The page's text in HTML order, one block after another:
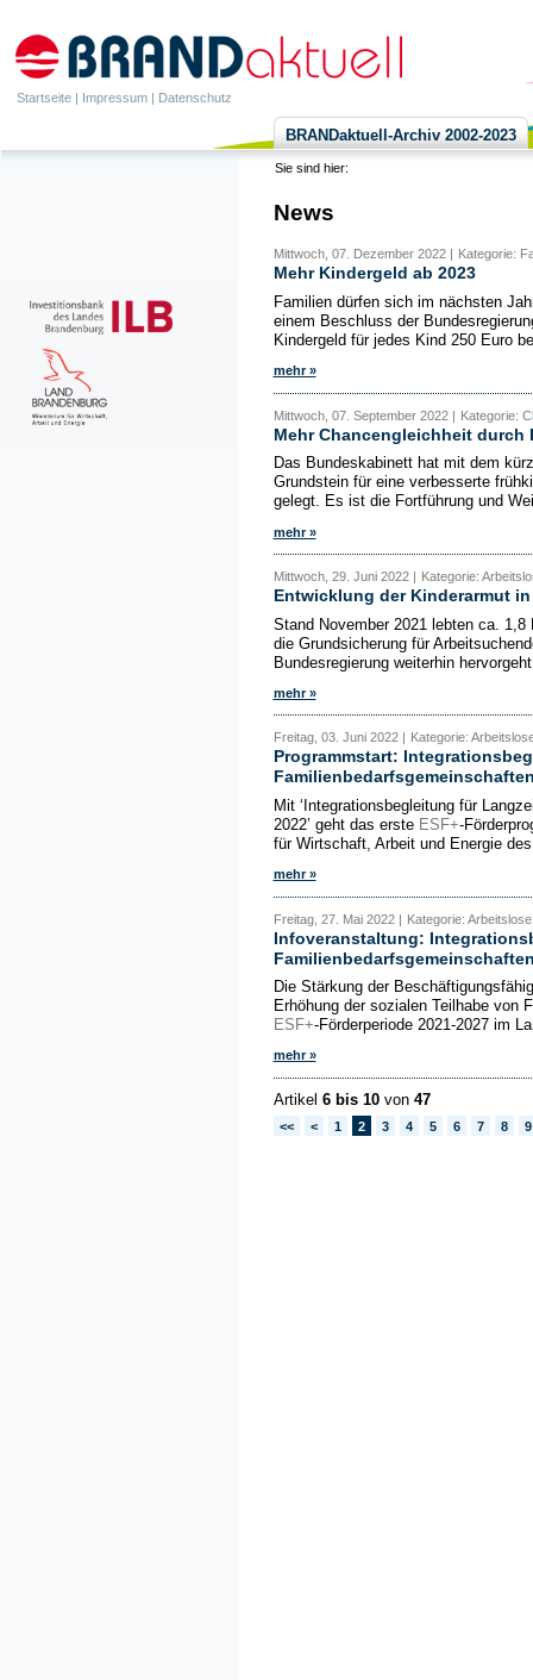
Startseite | Impressum | Datenschutz
BRANDaktuell-Archiv 2002-2023
Sie sind hier:
News
Mittwoch, 07. Dezember 2022 | Kategorie:
Mehr Kindergeld ab 2023
Familien dürfen sich im nächsten
einem Beschluss der
Kindergeld für jedes Kind 250 Euro
mehr »
Mittwoch, 07. September 2022 | Kategorie:
Mehr Chancengleichheit durch
Das Bundeskabinett hat mit dem
Grundstein für eine verbesserte
gelegt. Es ist die Fortführung und
mehr »
Mittwoch, 29. Juni 2022 | Kategorie:
Entwicklung der Kinderarmut
Stand November 2021 lebten ca.
die Grundsicherung für
Bundesregierung weiterhin
mehr »
Freitag, 03. Juni 2022 | Kategorie:
Programmstart:
Mit ‘Integrationsbegleitung für
2022’ geht das erste ESF+-
für Wirtschaft, Arbeit und Energie
mehr »
Freitag, 27. Mai 2022 | Kategorie:
Infoveranstaltung:
Die Stärkung der
Erhöhung der sozialen Teilhabe von
ESF+-Förderperiode 2021-2027 im
mehr »
Artikel 6 bis 10von 47
<< < 1 2 3 4 5 6 7 8 9